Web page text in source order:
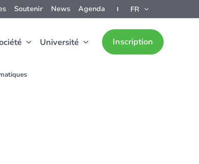
Soutenir News Agenda FR
Université Inscription